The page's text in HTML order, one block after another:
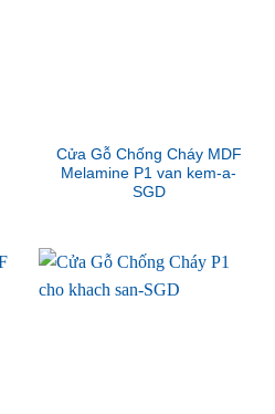
Cửa Gỗ Chống Cháy MDF
Melamine P1 van kem-a-
SGD